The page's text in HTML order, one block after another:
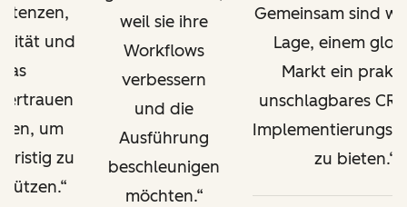
und
um
zu
weil sie ihre
Workflows
verbessern
und die
Ausführung
beschleunigen
möchten.
Gemeinsam sind
Lage, einem
Markt ein
unschlagbares
zu bieten.